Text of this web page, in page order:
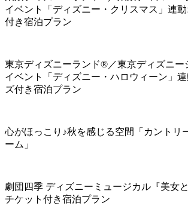
イベント「ディズニー・クリスマス」連
付き宿泊プラン
東京ディズニーランド®／東京ディズニ
イベント「ディズニー・ハロウィーン」
ズ付き宿泊プラン
心がほっこり♪秋を感じる空間「カントリ
ーム」
劇団四季 ディズニーミュージカル『美女
チケット付き宿泊プラン